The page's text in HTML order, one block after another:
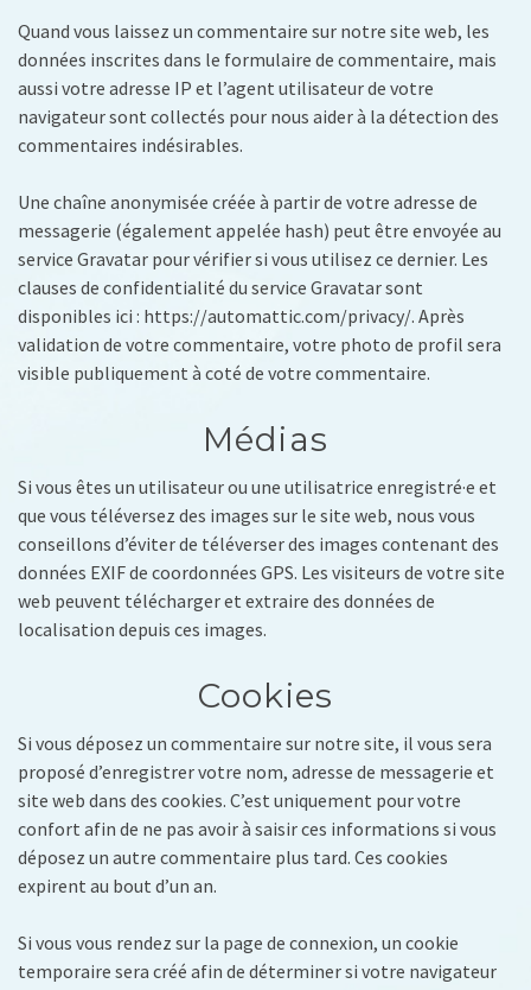
Quand vous laissez un commentaire sur notre site web, les
données inscrites dans le formulaire de commentaire, mais
aussi votre adresse IP et l’agent utilisateur de votre
navigateur sont collectés pour nous aider à la détection des
commentaires indésirables.
Une chaîne anonymisée créée à partir de votre adresse de
messagerie (également appelée hash) peut être envoyée au
service Gravatar pour vérifier si vous utilisez ce dernier. Les
clauses de confidentialité du service Gravatar sont
disponibles ici : https://automattic.com/privacy/. Après
validation de votre commentaire, votre photo de profil sera
visible publiquement à coté de votre commentaire.
Médias
Si vous êtes un utilisateur ou une utilisatrice enregistré·e et
que vous téléversez des images sur le site web, nous vous
conseillons d’éviter de téléverser des images contenant des
données EXIF de coordonnées GPS. Les visiteurs de votre site
web peuvent télécharger et extraire des données de
localisation depuis ces images.
Cookies
Si vous déposez un commentaire sur notre site, il vous sera
proposé d’enregistrer votre nom, adresse de messagerie et
site web dans des cookies. C’est uniquement pour votre
confort afin de ne pas avoir à saisir ces informations si vous
déposez un autre commentaire plus tard. Ces cookies
expirent au bout d’un an.
Si vous vous rendez sur la page de connexion, un cookie
temporaire sera créé afin de déterminer si votre navigateur